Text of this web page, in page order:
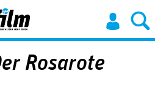
to Navigation
Rosarote